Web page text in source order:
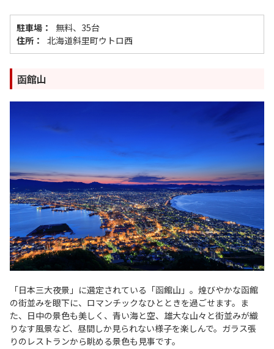
駐車場：
無料、35台
住所：
北海道斜里町ウトロ西
函館山
「日本三大夜景」に選定されている「函館山」。煌びやかな函館
の街並みを眼下に、ロマンチックなひとときを過ごせます。ま
た、日中の景色も美しく、青い海と空、雄大な山々と街並みが織
りなす風景など、昼間しか見られない様子を楽しんで。ガラス張
りのレストランから眺める景色も見事です。